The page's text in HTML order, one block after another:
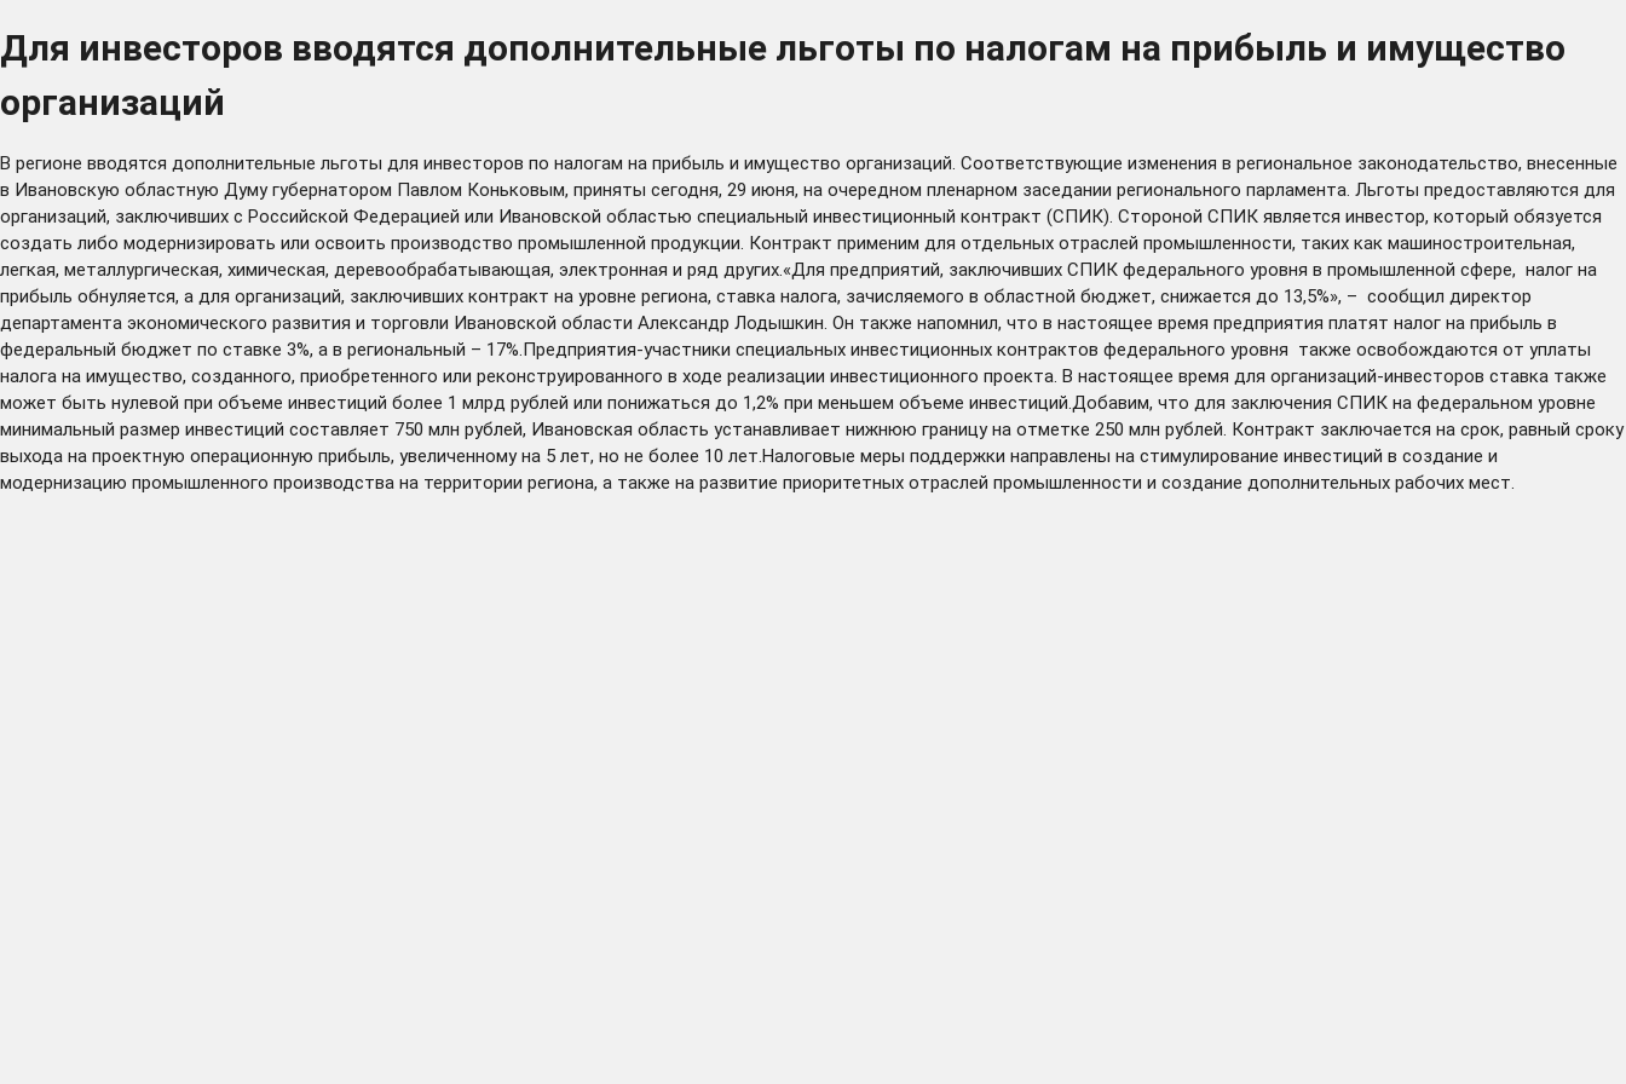
Для инвесторов вводятся дополнительные льготы по налогам на прибыль и имущество
организаций
В регионе вводятся дополнительные льготы для инвесторов по налогам на прибыль и имущество организаций. Соответствующие изменения в региональное законодательство, внесенные
в Ивановскую областную Думу губернатором Павлом Коньковым, приняты сегодня, 29 июня, на очередном пленарном заседании регионального парламента. Льготы предоставляются для
организаций, заключивших с Российской Федерацией или Ивановской областью специальный инвестиционный контракт (СПИК). Стороной СПИК является инвестор, который обязуется
создать либо модернизировать или освоить производство промышленной продукции. Контракт применим для отдельных отраслей промышленности, таких как машиностроительная,
легкая, металлургическая, химическая, деревообрабатывающая, электронная и ряд других.«Для предприятий, заключивших СПИК федерального уровня в промышленной сфере, налог на
прибыль обнуляется, а для организаций, заключивших контракт на уровне региона, ставка налога, зачисляемого в областной бюджет, снижается до 13,5%», – сообщил директор
департамента экономического развития и торговли Ивановской области Александр Лодышкин. Он также напомнил, что в настоящее время предприятия платят налог на прибыль в
федеральный бюджет по ставке 3%, а в региональный – 17%.Предприятия-участники специальных инвестиционных контрактов федерального уровня также освобождаются от уплаты
налога на имущество, созданного, приобретенного или реконструированного в ходе реализации инвестиционного проекта. В настоящее время для организаций-инвесторов ставка также
может быть нулевой при объеме инвестиций более 1 млрд рублей или понижаться до 1,2% при меньшем объеме инвестиций.Добавим, что для заключения СПИК на федеральном уровне
минимальный размер инвестиций составляет 750 млн рублей, Ивановская область устанавливает нижнюю границу на отметке 250 млн рублей. Контракт заключается на срок, равный сроку
выхода на проектную операционную прибыль, увеличенному на 5 лет, но не более 10 лет.Налоговые меры поддержки направлены на стимулирование инвестиций в создание и
модернизацию промышленного производства на территории региона, а также на развитие приоритетных отраслей промышленности и создание дополнительных рабочих мест.